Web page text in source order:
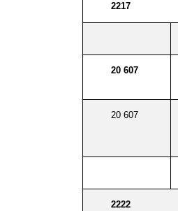
2217
20 607
20 607
2222